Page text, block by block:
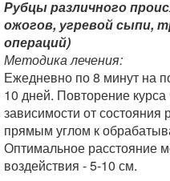
Рубцы различного
ожогов, угревой сыпи,
операций)
Методика лечения:
Ежедневно по 8 минут на
10 дней. Повторение
зависимости от
прямым углом к
Оптимальное расстояние
воздействия - 5-10 см.